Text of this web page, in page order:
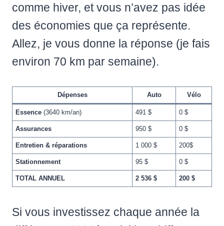
comme hiver, et vous n’avez pas idée
des économies que ça représente.
Allez, je vous donne la réponse (je fais
environ 70 km par semaine).
Dépenses Auto Vélo
Essence (3640 km/an) 491 $ 0 $
Assurances 950 $ 0 $
Entretien & réparations 1 000 $ 200$
Stationnement 95 $ 0 $
TOTAL ANNUEL 2 536 $ 200 $
Si vous investissez chaque année la